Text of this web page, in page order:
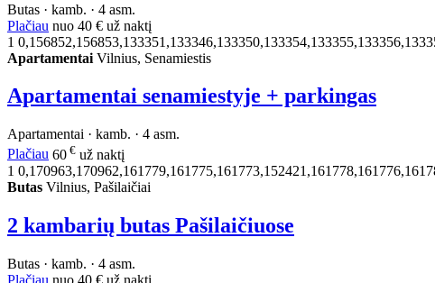
Butas · kamb. · 4 asm.
Plačiau nuo 40 € už naktį
1
Apartamentai Vilnius, Senamiestis
Apartamentai senamiestyje + parkingas
Apartamentai · kamb. · 4 asm.
Plačiau 60 € už naktį
1
Butas Vilnius, Pašilaičiai
2 kambarių butas Pašilaičiuose
Butas · kamb. · 4 asm.
Plačiau nuo 40 € už naktį